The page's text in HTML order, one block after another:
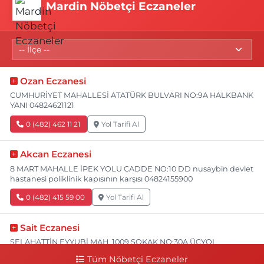
Mardin Nöbetçi Eczaneler
Ozan Eczanesi
CUMHURİYET MAHALLESİ ATATÜRK BULVARI NO:9A HALKBANK
YANI 04824621121
0 (482) 462 11 21 Yol Tarifi Al
Akcan Eczanesi
8 MART MAHALLE İPEK YOLU CADDE NO:10 DD nusaybin devlet
hastanesi poliklinik kapısının karşısı 04824155900
0 (482) 415 59 00 Yol Tarifi Al
Sait Eczanesi
SELAHATTİN EYYUBİ MAH. 1009 SOKAK NO:30A ÜÇYOL
GEÇTİKTEN SONRA İLK SAĞDAN DÖNÜNCE 200MT İLERDE
Tüm Nöbetçi Eczaneler